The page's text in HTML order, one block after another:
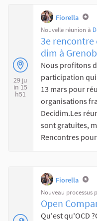
29 ju
in 15
h51
Fiorella
Nouvelle réunion à
3e rencontre
dim à
Nous profitons
participation qui
13 mars pour
organisations
Decidim.Les
sont gratuites,
Rencontres
Fiorella
Nouveau processus
Open
Qu'est qu'OCD